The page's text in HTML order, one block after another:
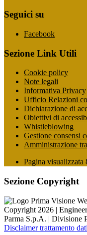
Seguici su
Facebook
Sezione Link Utili
Cookie policy
Note legali
Informativa Privacy
Ufficio Relazioni
Dichiarazione di
Obiettivi di
Whistleblowing
Gestione consensi
Amministrazione
Pagina visualizzata
Sezione Copyright
Copyright 2026 |
Parma S.p.A. | Divisione
Disclaimer trattamento